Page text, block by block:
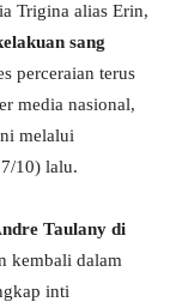
Trigina alias Erin,
sang
perceraian terus
media nasional,
melalui
10) lalu.
Taulany di
kembali dalam
inti